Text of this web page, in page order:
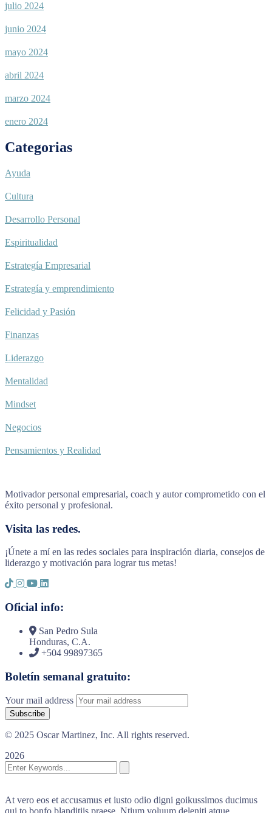
julio 2024
junio 2024
mayo 2024
abril 2024
marzo 2024
enero 2024
Categorias
Ayuda
Cultura
Desarrollo Personal
Espiritualidad
Estrategía Empresarial
Estrategía y emprendimiento
Felicidad y Pasión
Finanzas
Liderazgo
Mentalidad
Mindset
Negocios
Pensamientos y Realidad
Motivador personal empresarial, coach y autor comprometido con el
éxito personal y profesional.
Visita las redes.
¡Únete a mí en las redes sociales para inspiración diaria, consejos de
liderazgo y motivación para lograr tus metas!
Oficial info:
San Pedro Sula
Honduras, C.A.
+504 99897365
Boletín semanal gratuito:
Your mail address
© 2025 Oscar Martinez, Inc. All rights reserved.
2026
At vero eos et accusamus et iusto odio digni goikussimos ducimus